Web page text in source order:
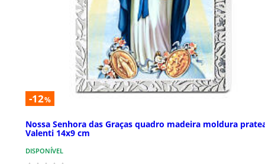
-12%
Nossa Senhora das Graças quadro madeira moldura
Valenti 14x9 cm
DISPONÍVEL